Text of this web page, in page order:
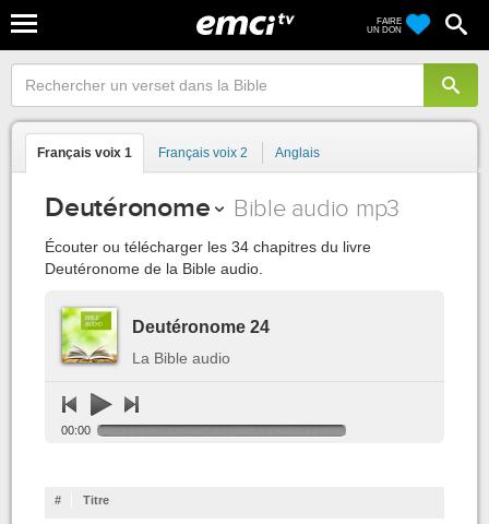
FAIRE
UN DON
Français voix 1 Français voix 2 Anglais
Deutéronome Bible audio mp3
Écouter ou télécharger les 34 chapitres du livre
Deutéronome de la Bible audio.
Deutéronome 24
La Bible audio
00:00
# Titre